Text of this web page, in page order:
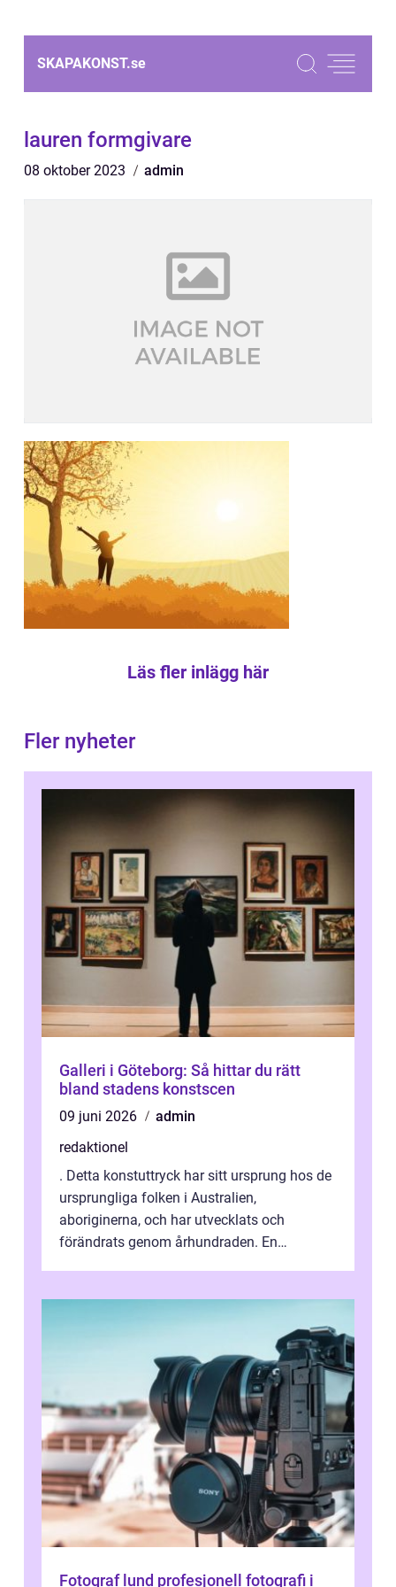
SKAPAKONST.se
lauren formgivare
08 oktober 2023 admin
Läs fler inlägg här
Fler nyheter
Galleri i Göteborg: Så hittar du rätt
bland stadens konstscen
09 juni 2026
admin
redaktionel
. Detta konstuttryck har sitt ursprung hos de
ursprungliga folken i Australien,
aboriginerna, och har utvecklats och
förändrats genom århundraden. En
Fotograf lund profesjonell fotografi i